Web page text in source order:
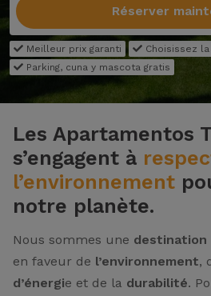
Réserver
Meilleur prix garanti
Choisissez
Parking, cuna y mascota gratis
Les Apartamentos
s’engagent à
l’environnement
notre planète.
Nous sommes une
en faveur de l’environnement,
d’énergie et de la durabilité.